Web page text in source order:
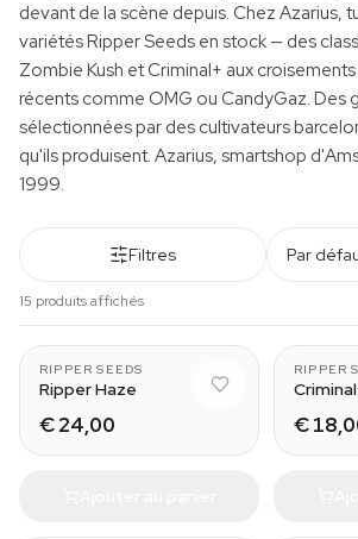
devant de la scène depuis. Chez Azarius,
variétés Ripper Seeds en stock — des
Zombie Kush et Criminal+ aux
récents comme OMG ou CandyGaz. Des
sélectionnées par des cultivateurs
qu'ils produisent. Azarius, smartshop
1999.
Filtres Par
15 produits affichés
RIPPER SEEDS
Ripper Haze
€ 24,00
RIPPER
€